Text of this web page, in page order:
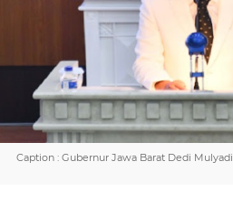
Caption : Gubernur Jawa Barat Dedi Mulyadi